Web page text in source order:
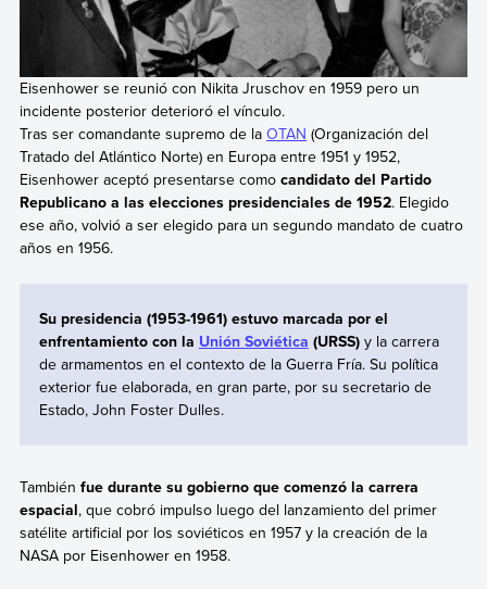
Eisenhower se reunió con Nikita Jruschov en 1959 pero un
incidente posterior deterioró el vínculo.
Tras ser comandante supremo de la OTAN (Organización del
Tratado del Atlántico Norte) en Europa entre 1951 y 1952,
Eisenhower aceptó presentarse como candidato del Partido
Republicano a las elecciones presidenciales de 1952. Elegido
ese año, volvió a ser elegido para un segundo mandato de cuatro
años en 1956.
Su presidencia (1953-1961) estuvo marcada por el
enfrentamiento con la Unión Soviética (URSS)y la carrera
de armamentos en el contexto de la Guerra Fría. Su política
exterior fue elaborada, en gran parte, por su secretario de
Estado, John Foster Dulles.
También fue durante su gobierno que comenzó la carrera
espacial, que cobró impulso luego del lanzamiento del primer
satélite artificial por los soviéticos en 1957 y la creación de la
NASA por Eisenhower en 1958.